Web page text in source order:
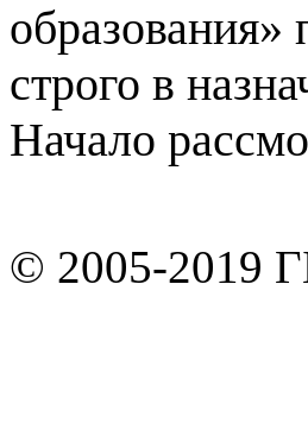
образования»
строго в
Начало
© 2005-2019